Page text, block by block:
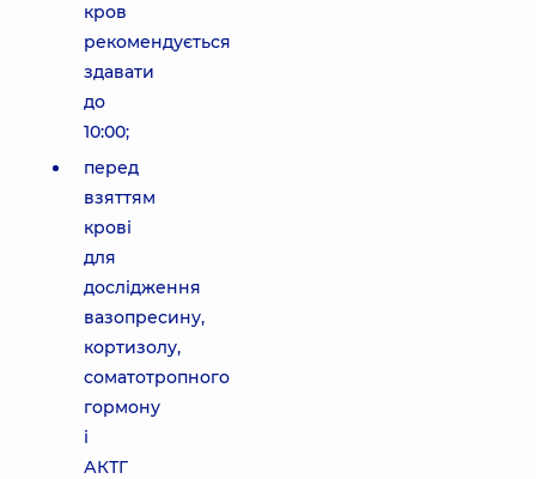
кров
рекомендується
здавати
до
10:00;
перед
взяттям
крові
для
дослідження
вазопресину,
кортизолу,
соматотропного
гормону
і
АКТГ